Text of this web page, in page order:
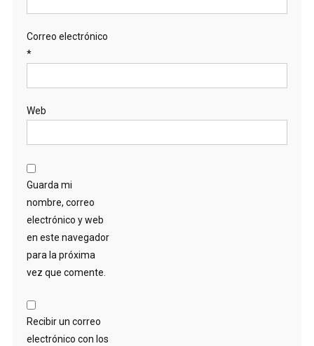
Correo electrónico
*
Web
Guarda mi
nombre, correo
electrónico y web
en este navegador
para la próxima
vez que comente.
Recibir un correo
electrónico con los